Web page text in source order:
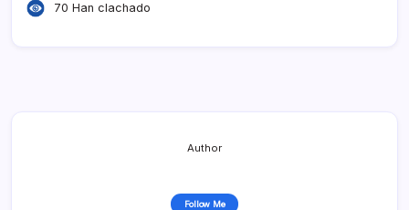
70 Han clachado
Author
Follow Me